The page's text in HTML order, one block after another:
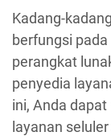
Kadang-
berfungsi
perangkat
penyedia
ini, Anda
layanan